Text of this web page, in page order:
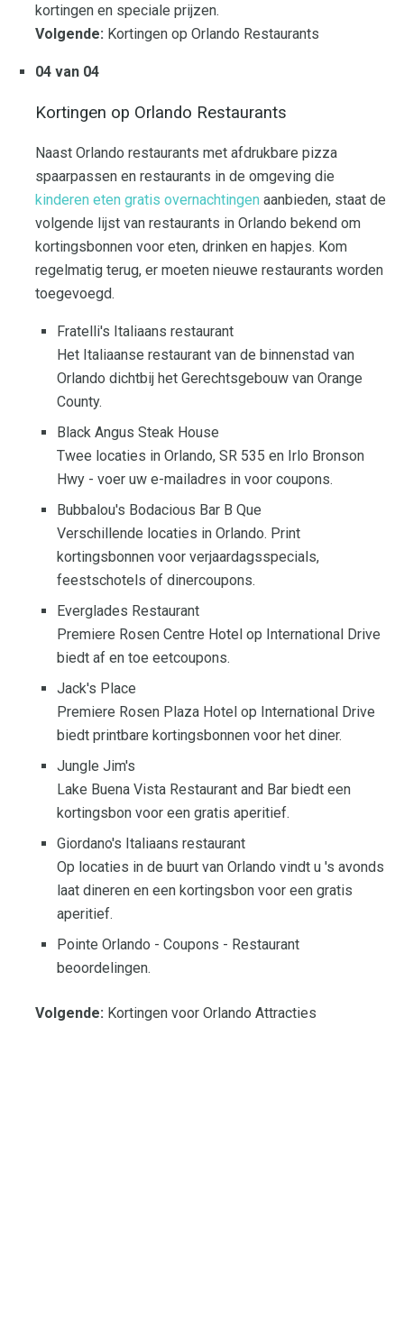
kortingen en speciale prijzen.
Volgende: Kortingen op Orlando Restaurants
04 van 04
Kortingen op Orlando Restaurants
Naast Orlando restaurants met afdrukbare pizza
spaarpassen en restaurants in de omgeving die
kinderen eten gratis overnachtingen aanbieden, staat de
volgende lijst van restaurants in Orlando bekend om
kortingsbonnen voor eten, drinken en hapjes. Kom
regelmatig terug, er moeten nieuwe restaurants worden
toegevoegd.
Fratelli's Italiaans restaurant
Het Italiaanse restaurant van de binnenstad van
Orlando dichtbij het Gerechtsgebouw van Orange
County.
Black Angus Steak House
Twee locaties in Orlando, SR 535 en Irlo Bronson
Hwy - voer uw e-mailadres in voor coupons.
Bubbalou's Bodacious Bar B Que
Verschillende locaties in Orlando. Print
kortingsbonnen voor verjaardagsspecials,
feestschotels of dinercoupons.
Everglades Restaurant
Premiere Rosen Centre Hotel op International Drive
biedt af en toe eetcoupons.
Jack's Place
Premiere Rosen Plaza Hotel op International Drive
biedt printbare kortingsbonnen voor het diner.
Jungle Jim's
Lake Buena Vista Restaurant and Bar biedt een
kortingsbon voor een gratis aperitief.
Giordano's Italiaans restaurant
Op locaties in de buurt van Orlando vindt u 's avonds
laat dineren en een kortingsbon voor een gratis
aperitief.
Pointe Orlando - Coupons - Restaurant
beoordelingen.
Volgende: Kortingen voor Orlando Attracties